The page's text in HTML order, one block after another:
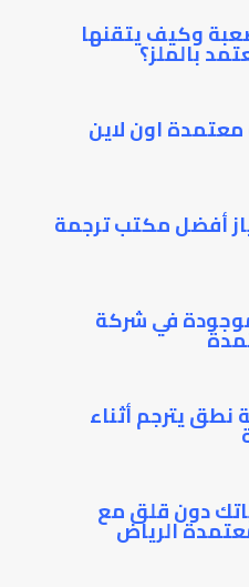
وكيف يتقنها
بالملز؟
اون لاين
أفضل مكتب ترجمة
في شركة
يترجم أثناء
دون قلق مع
الرياض